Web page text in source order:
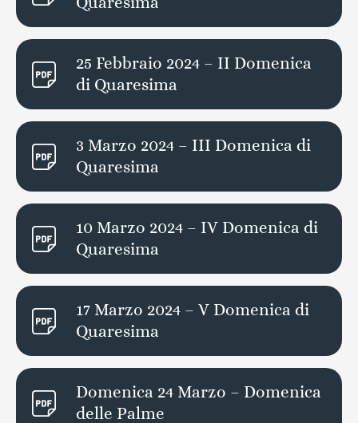
25 Febbraio 2024 – II Domenica
di Quaresima
3 Marzo 2024 – III Domenica di
Quaresima
10 Marzo 2024 – IV Domenica di
Quaresima
17 Marzo 2024 – V Domenica di
Quaresima
Domenica 24 Marzo – Domenica
delle Palme